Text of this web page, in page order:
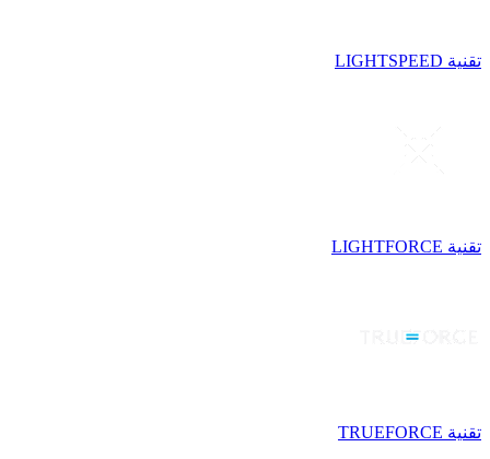
تقنية LIGHTSPEED
تقنية LIGHTFORCE
تقنية TRUEFORCE